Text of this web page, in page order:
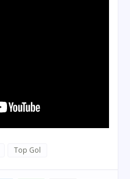
Top Gol